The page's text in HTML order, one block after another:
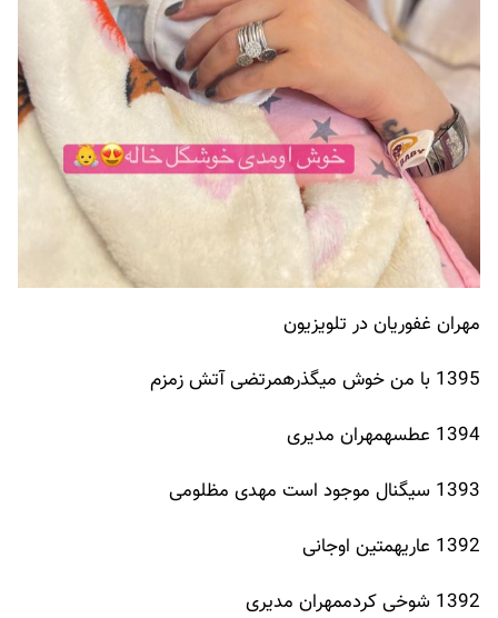
مهران غفوریان در تلویزیون
1395 با من خوش میگذرهمرتضی آتش زمزم
1394 عطسهمهران مدیری
1393 سیگنال موجود است مهدی مظلومی
1392 عاریهمتین اوجانی
1392 شوخی کردممهران مدیری